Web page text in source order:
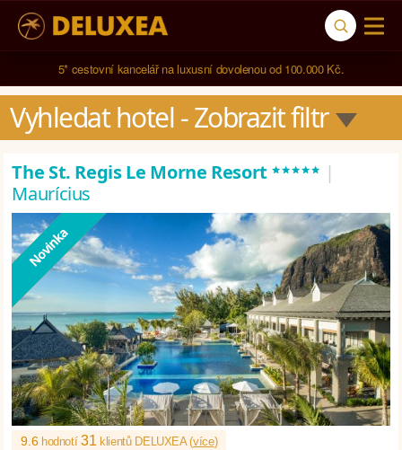
5* cestovní kancelář na luxusní dovolenou od 100.000 Kč.
Vyhledat hotel - Zobrazit filtr
The St. Regis Le Morne Resort ***** |
Maurícius
9.6 hodnotí31 klientů DELUXEA (více)